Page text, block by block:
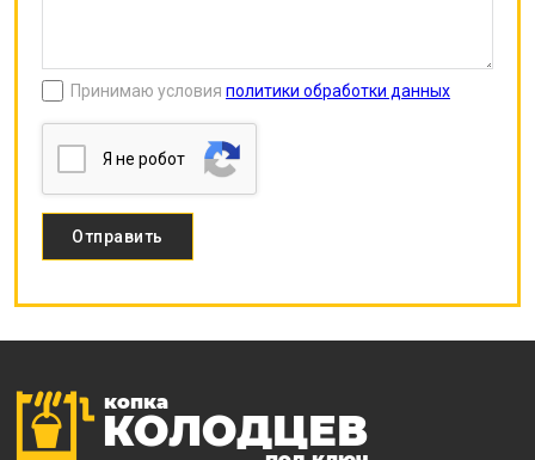
Принимаю условия политики обработки данных
Я нe poбoт